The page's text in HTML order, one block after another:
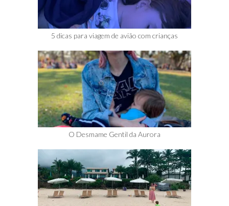
5 dicas para viagem de avião com crianças
O Desmame Gentil da Aurora